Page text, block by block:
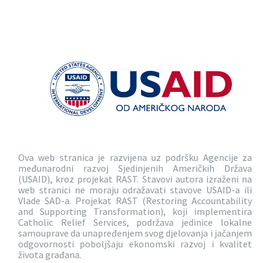
Ova web stranica je razvijena uz podršku Agencije za
međunarodni razvoj Sjedinjenih Američkih Država
(USAID), kroz projekat RAST. Stavovi autora izraženi na
web stranici ne moraju odražavati stavove USAID-a ili
Vlade SAD-a. Projekat RAST (Restoring Accountability
and Supporting Transformation), koji implementira
Catholic Relief Services, podržava jedinice lokalne
samouprave da unapređenjem svog djelovanja i jačanjem
odgovornosti poboljšaju ekonomski razvoj i kvalitet
života građana.